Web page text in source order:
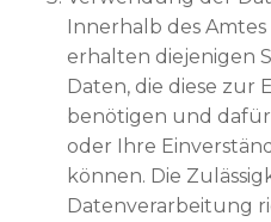
Innerhalb des
erhalten diejenigen
Daten, die diese
benötigen und
oder Ihre
können. Die
Datenverarbeitung